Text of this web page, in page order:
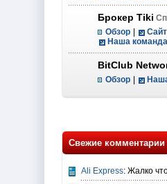
Брокер Tiki
Обзор Сайт
Наша команда
BitClub
Обзор
Свежие комментарии
Ali Express: Жалко